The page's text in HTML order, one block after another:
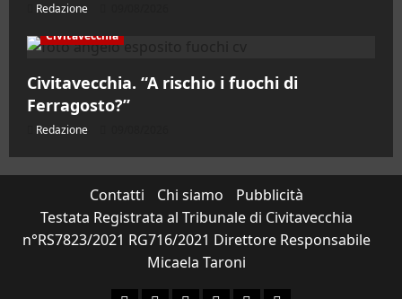
Redazione
Civitavecchia
Civitavecchia. “A rischio i fuochi di
Ferragosto?”
Redazione
Contatti Chi siamo
Pubblicità
Testata Registrata al Tribunale di Civitavecchia
n°RS7823/2021 RG716/2021 Direttore Responsabile
Micaela Taroni